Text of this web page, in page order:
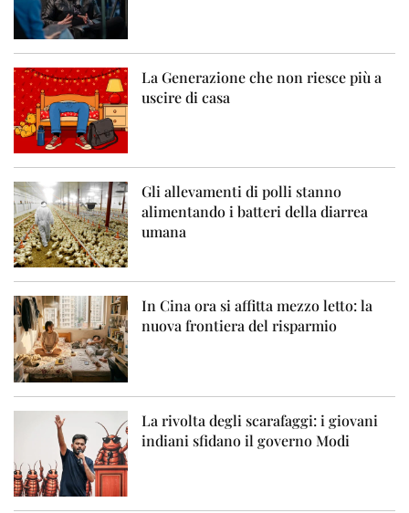
La Generazione che non riesce più a
uscire di casa
Gli allevamenti di polli stanno
alimentando i batteri della diarrea
umana
In Cina ora si affitta mezzo letto: la
nuova frontiera del risparmio
La rivolta degli scarafaggi: i giovani
indiani sfidano il governo Modi